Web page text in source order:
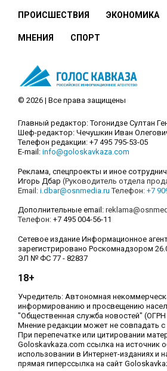
ПРОИСШЕСТВИЯ ЭКОНОМИКА
МНЕНИЯ СПОРТ
© 2026 | Все права защищены
Главный редактор: Тогонидзе Султан
Шеф-редактор: Чечушкин Иван
Телефон редакции: +7 495 795-53-05
E-mail: info@goloskavkaza.com
Реклама, спецпроекты и иное
Игорь Дбар (Руководитель отдела
Email: i.dbar@osnmedia.ru Телефон: +7
Дополнительные email:
Телефон: +7 495 004-56-11
Сетевое издание Информационное
зарегистрировано Роскомнадзором
ЭЛ № ФС 77 - 82837
18+
Учредитель: Автономная
информированию и просвещению
"Общественная служба новостей" (ОГРН
Мнение редакции может не совпадать
При перепечатке или цитировании
Goloskavkaza.com ссылка на источник
использовании в Интернет-изданиях и
прямая гиперссылка на сайт